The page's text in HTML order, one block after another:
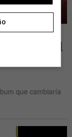
Futura, el
en una
que cambiaría